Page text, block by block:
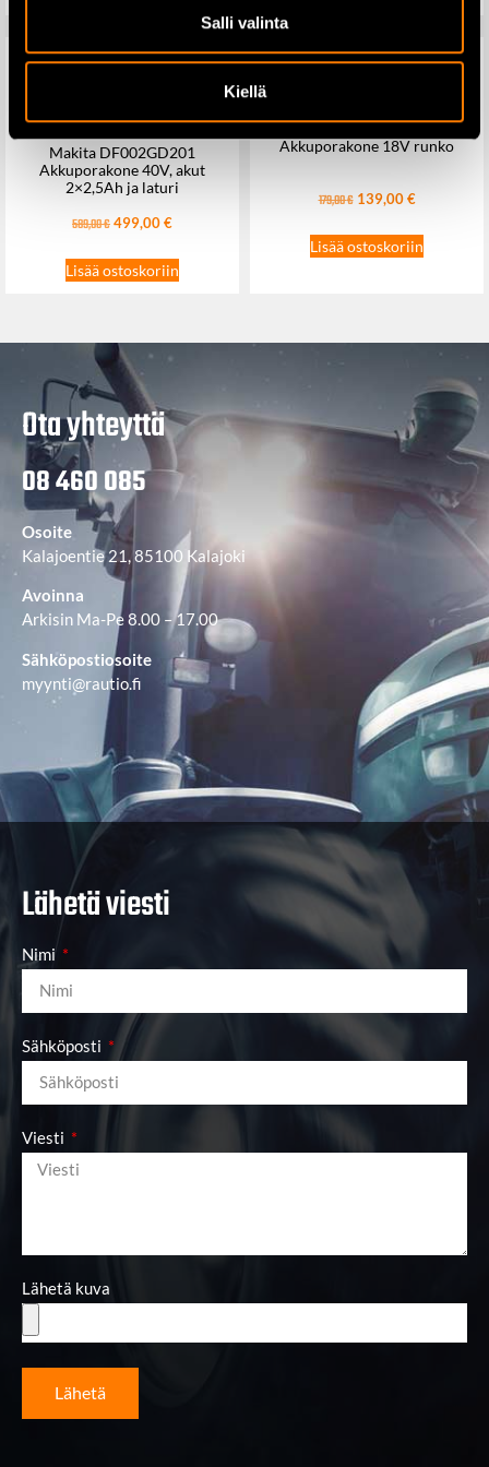
Salli valinta
Kiellä
Makita DF002GD201
Akkuporakone 40V, akut
2×2,5Ah ja laturi
589,00€499,00€
Lisää ostoskoriin
Makita DDF487Z
Akkuporakone 18V runko
179,00€ 139,00€
Lisää ostoskoriin
Ota yhteyttä
08 460 085
Osoite
Kalajoentie 21, 85100 Kalajoki
Avoinna
Arkisin Ma-Pe 8.00 – 17.00
Sähköpostiosoite
myynti@rautio.fi
Lähetä viesti
Nimi
Sähköposti
Viesti
Lähetä kuva
Lähetä